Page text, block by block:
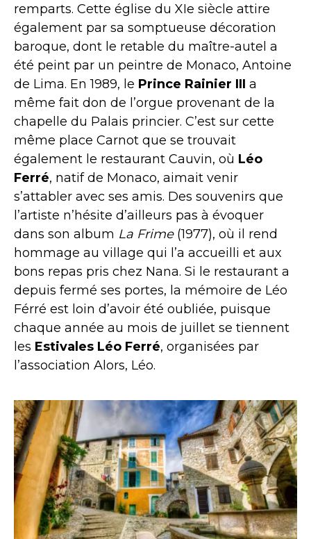
remparts. Cette église du XIe siècle attire
également par sa somptueuse décoration
baroque, dont le retable du maître-autel a
été peint par un peintre de Monaco, Antoine
de Lima. En 1989, le Prince Rainier III a
même fait don de l’orgue provenant de la
chapelle du Palais princier. C’est sur cette
même place Carnot que se trouvait
également le restaurant Cauvin, où Léo
Ferré, natif de Monaco, aimait venir
s’attabler avec ses amis. Des souvenirs que
l’artiste n’hésite d’ailleurs pas à évoquer
dans son album La Frime(1977), où il rend
hommage au village qui l’a accueilli et aux
bons repas pris chez Nana. Si le restaurant a
depuis fermé ses portes, la mémoire de Léo
Férré est loin d’avoir été oubliée, puisque
chaque année au mois de juillet se tiennent
les Estivales Léo Ferré, organisées par
l’association Alors, Léo.